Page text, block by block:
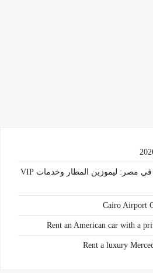
ايجار مرسيدس V_Class في مصر: ليموزين المطار وخدمات VIP
Cairo Airport
Rent an American car with a
Rent a luxury